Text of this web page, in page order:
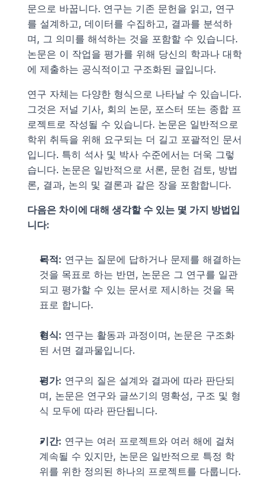
문으로 바꿉니다. 연구는 기존 문헌을 읽고, 연구
를 설계하고, 데이터를 수집하고, 결과를 분석하
며, 그 의미를 해석하는 것을 포함할 수 있습니다.
논문은 이 작업을 평가를 위해 당신의 학과나 대학
에 제출하는 공식적이고 구조화된 글입니다.
연구 자체는 다양한 형식으로 나타날 수 있습니다.
그것은 저널 기사, 회의 논문, 포스터 또는 종합 프
로젝트로 작성될 수 있습니다. 논문은 일반적으로
학위 취득을 위해 요구되는 더 길고 포괄적인 문서
입니다. 특히 석사 및 박사 수준에서는 더욱 그렇
습니다. 논문은 일반적으로 서론, 문헌 검토, 방법
론, 결과, 논의 및 결론과 같은 장을 포함합니다.
다음은 차이에 대해 생각할 수 있는 몇 가지 방법입
니다:
목적: 연구는 질문에 답하거나 문제를 해결하는
것을 목표로 하는 반면, 논문은 그 연구를 일관
되고 평가할 수 있는 문서로 제시하는 것을 목
표로 합니다.
형식: 연구는 활동과 과정이며, 논문은 구조화
된 서면 결과물입니다.
평가: 연구의 질은 설계와 결과에 따라 판단되
며, 논문은 연구와 글쓰기의 명확성, 구조 및 형
식 모두에 따라 판단됩니다.
기간: 연구는 여러 프로젝트와 여러 해에 걸쳐
계속될 수 있지만, 논문은 일반적으로 특정 학
위를 위한 정의된 하나의 프로젝트를 다룹니다.